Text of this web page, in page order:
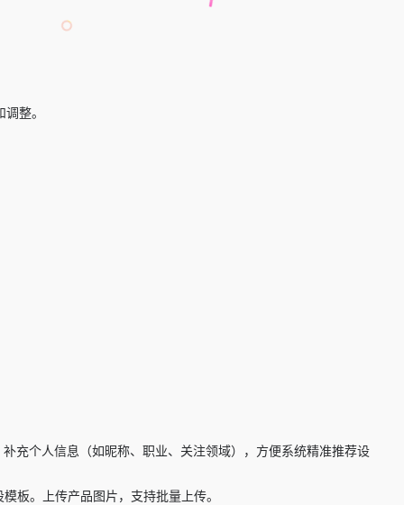
整。
充个人信息（如昵称、职业、关注领域），方便系统精准推荐设
板。上传产品图片，支持批量上传。